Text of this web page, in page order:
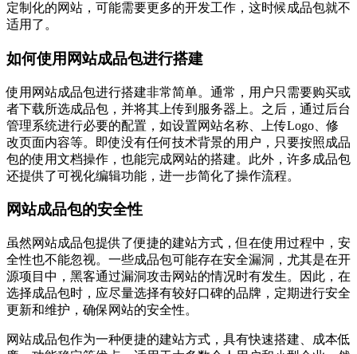
定制化的网站，可能需要更多的开发工作，这时候成品包就不
适用了。
如何使用网站成品包进行搭建
使用网站成品包进行搭建非常简单。通常，用户只需要购买或
者下载所选成品包，并将其上传到服务器上。之后，通过后台
管理系统进行必要的配置，如设置网站名称、上传Logo、修
改页面内容等。即使没有任何技术背景的用户，只要按照成品
包的使用文档操作，也能完成网站的搭建。此外，许多成品包
还提供了可视化编辑功能，进一步简化了操作流程。
网站成品包的安全性
虽然网站成品包提供了便捷的建站方式，但在使用过程中，安
全性也不能忽视。一些成品包可能存在安全漏洞，尤其是在开
源项目中，黑客通过漏洞攻击网站的情况时有发生。因此，在
选择成品包时，应尽量选择有较好口碑的品牌，定期进行安全
更新和维护，确保网站的安全性。
网站成品包作为一种便捷的建站方式，具有快速搭建、成本低